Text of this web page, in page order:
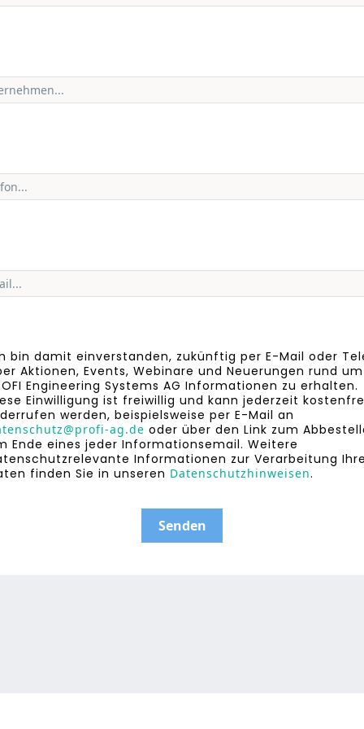
bin damit einverstanden, zukünftig per E-Mail oder
Aktionen, Events, Webinare und Neuerungen rund
Engineering Systems AG Informationen zu erhalten.
Einwilligung ist freiwillig und kann jederzeit
werden, beispielsweise per E-Mail an
ag.de oder über den Link zum
Ende eines jeder Informationsemail. Weitere
Informationen zur Verarbeitung
finden Sie in unseren Datenschutzhinweisen.
Senden